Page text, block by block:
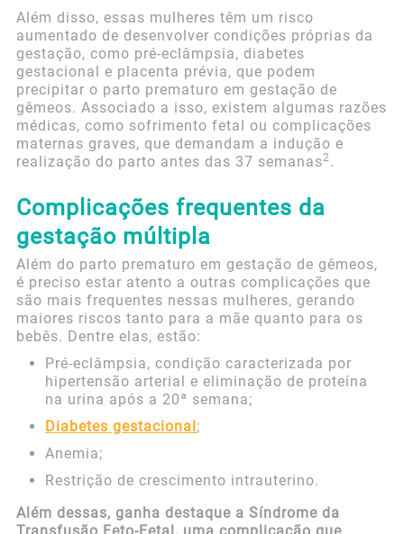
Além disso, essas mulheres têm um risco
aumentado de desenvolver condições próprias da
gestação, como pré-eclâmpsia, diabetes
gestacional e placenta prévia, que podem
precipitar o parto prematuro em gestação de
gêmeos. Associado a isso, existem algumas razões
médicas, como sofrimento fetal ou complicações
maternas graves, que demandam a indução e
realização do parto antes das 37 semanas2.
Complicações frequentes da
gestação múltipla
Além do parto prematuro em gestação de gêmeos,
é preciso estar atento a outras complicações que
são mais frequentes nessas mulheres, gerando
maiores riscos tanto para a mãe quanto para os
bebês. Dentre elas, estão:
Pré-eclâmpsia, condição caracterizada por
hipertensão arterial e eliminação de proteína
na urina após a 20ª semana;
Diabetes gestacional;
Anemia;
Restrição de crescimento intrauterino.
Além dessas, ganha destaque a Síndrome da